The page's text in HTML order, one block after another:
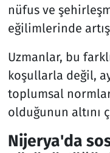
nüfus ve
eğilimlerinde
Uzmanlar, bu
koşullarla değil,
toplumsal
olduğunun altını
Nijerya'da